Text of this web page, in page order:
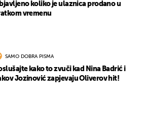
koliko je ulaznica prodano u
vremenu
SAMO DOBRA PISMA
kako to zvuči kad Nina Badrić i
Jozinović zapjevaju Oliverov hit!